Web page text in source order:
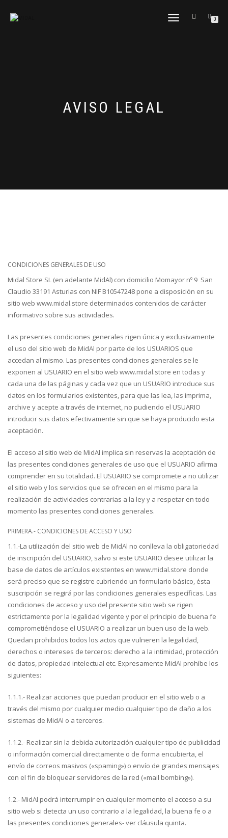
CAMBIAR
0
AVISO LEGAL
CONDICIONES GENERALES DE USO
Midal Store SL (en adelante MidAl) con domicilio Momayor nº 9 San
Claudio 33191 Asturias con NIF B10547248 pone a disposición en su
sitio web www.midal.store determinados contenidos de carácter
informativo sobre sus actividades.
Las presentes condiciones generales rigen única y exclusivamente
el uso del sitio web de MidAl por parte de los USUARIOS que
accedan al mismo. Las presentes condiciones generales se le
exponen al USUARIO en el sitio web www.midal.store en todas y
cada una de las páginas y cada vez que un USUARIO introduce sus
datos en los formularios existentes, para que las lea, las imprima,
archive y acepte a través de internet, no pudiendo el USUARIO
introducir sus datos efectivamente sin que se haya producido esta
aceptación.
El acceso al sitio web de MidAl implica sin reservas la aceptación de
las presentes condiciones generales de uso que el USUARIO afirma
comprender en su totalidad. El USUARIO se compromete a no utilizar
el sitio web y los servicios que se ofrecen en el mismo para la
realización de actividades contrarias a la ley y a respetar en todo
momento las presentes condiciones generales.
PRIMERA.- CONDICIONES DE ACCESO Y USO
1.1.-La utilización del sitio web de MidAl no conlleva la obligatoriedad
de inscripción del USUARIO, salvo si este USUARIO desee utilizar la
base de datos de artículos existentes en www.midal.store donde
será preciso que se registre cubriendo un formulario básico, ésta
suscripción se regirá por las condiciones generales específicas. Las
condiciones de acceso y uso del presente sitio web se rigen
estrictamente por la legalidad vigente y por el principio de buena fe
comprometiéndose el USUARIO a realizar un buen uso de la web.
Quedan prohibidos todos los actos que vulneren la legalidad,
derechos o intereses de terceros: derecho a la intimidad, protección
de datos, propiedad intelectual etc. Expresamente MidAl prohíbe los
siguientes:
1.1.1.- Realizar acciones que puedan producir en el sitio web o a
través del mismo por cualquier medio cualquier tipo de daño a los
sistemas de MidAl o a terceros.
1.1.2.- Realizar sin la debida autorización cualquier tipo de publicidad
o información comercial directamente o de forma encubierta, el
envío de correos masivos («spaming») o envío de grandes mensajes
con el fin de bloquear servidores de la red («mail bombing»).
1.2.- MidAl podrá interrumpir en cualquier momento el acceso a su
sitio web si detecta un uso contrario a la legalidad, la buena fe o a
las presentes condiciones generales- ver cláusula quinta.